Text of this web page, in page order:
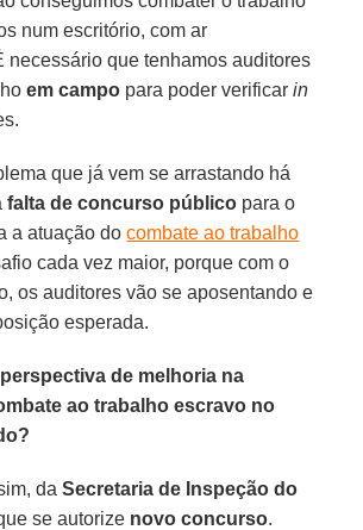
num escritório, com ar
necessário que tenhamos auditores
em campo para poder verificarin
que já vem se arrastando há
falta de concurso público para o
a atuação docombate ao trabalho
cada vez maior, porque com o
os auditores vão se aposentando e
esperada.
de melhoria na
ao trabalho escravo no
daSecretaria de Inspeção do
se autorize novo concurso.